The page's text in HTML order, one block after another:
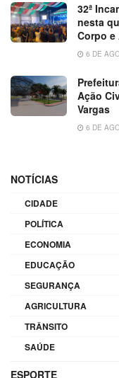
32ª
nesta
Corpo e
6 DE
Ação
Vargas
6 DE
NOTÍCIAS
CIDADE
POLÍTICA
ECONOMIA
EDUCAÇÃO
SEGURANÇA
AGRICULTURA
TRÂNSITO
SAÚDE
ESPORTE